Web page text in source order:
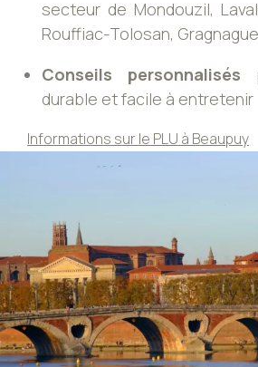
secteur de Mondouzil,
Rouffiac-Tolosan, Gragnague
Conseils personnalisés
durable et facile à entretenir
Informations sur le PLU à Beaupuy